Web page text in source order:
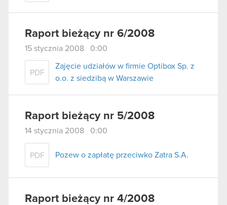
Raport bieżący nr 6/2008
15 stycznia 2008 0:00
PDF
Zajęcie udziałów w firmie Optibox Sp. z
o.o. z siedzibą w Warszawie
Raport bieżący nr 5/2008
14 stycznia 2008 0:00
PDF Pozew o zapłatę przeciwko Zatra S.A.
Raport bieżący nr 4/2008